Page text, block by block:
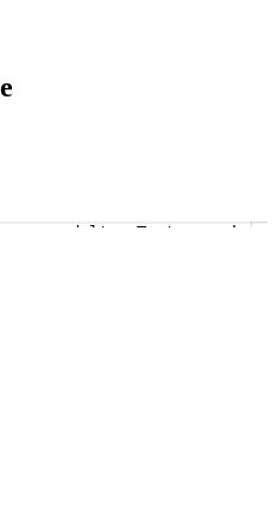
Text zu sehen